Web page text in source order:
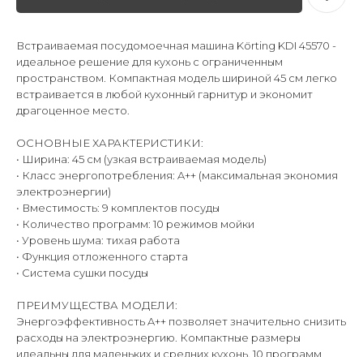
Встраиваемая посудомоечная машина Körting KDI 45570 -
идеальное решение для кухонь с ограниченным
пространством. Компактная модель шириной 45 см легко
встраивается в любой кухонный гарнитур и экономит
драгоценное место.
ОСНОВНЫЕ ХАРАКТЕРИСТИКИ:
• Ширина: 45 см (узкая встраиваемая модель)
• Класс энергопотребления: A++ (максимальная экономия
электроэнергии)
• Вместимость: 9 комплектов посуды
• Количество программ: 10 режимов мойки
• Уровень шума: тихая работа
• Функция отложенного старта
• Система сушки посуды
ПРЕИМУЩЕСТВА МОДЕЛИ:
Энергоэффективность A++ позволяет значительно снизить
расходы на электроэнергию. Компактные размеры
идеальны для маленьких и средних кухонь. 10 программ